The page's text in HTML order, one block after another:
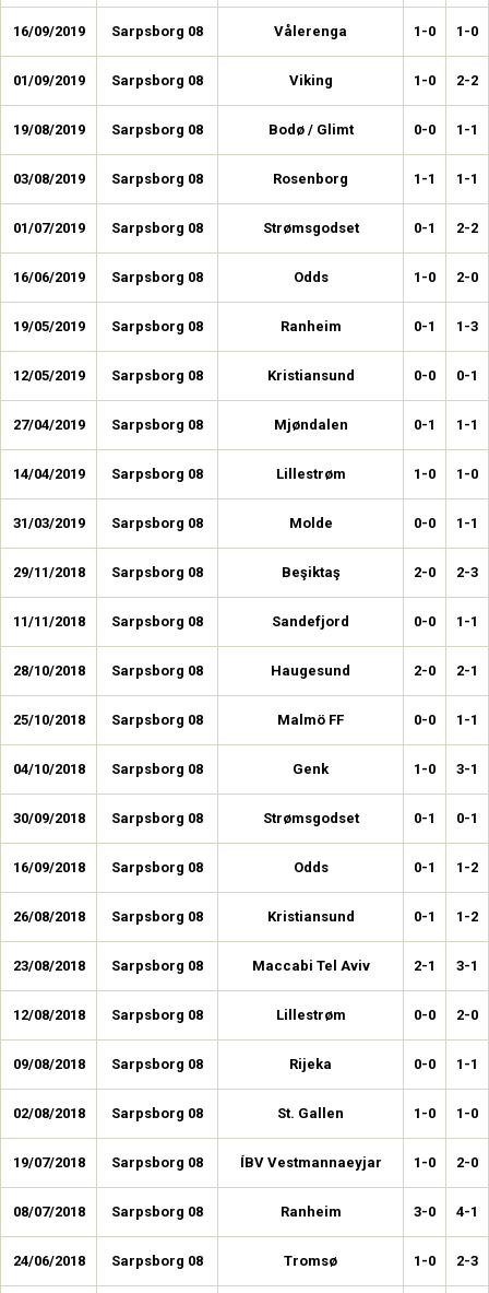
16/09/2019 Sarpsborg 08 Vålerenga 1-0 1-0
01/09/2019 Sarpsborg 08 Viking 1-0 2-2
19/08/2019 Sarpsborg 08 Bodø / Glimt 0-0 1-1
03/08/2019 Sarpsborg 08 Rosenborg 1-1 1-1
01/07/2019 Sarpsborg 08 Strømsgodset 0-1 2-2
16/06/2019 Sarpsborg 08 Odds 1-0 2-0
19/05/2019 Sarpsborg 08 Ranheim 0-1 1-3
12/05/2019 Sarpsborg 08 Kristiansund 0-0 0-1
27/04/2019 Sarpsborg 08 Mjøndalen 0-1 1-1
14/04/2019 Sarpsborg 08 Lillestrøm 1-0 1-0
31/03/2019 Sarpsborg 08 Molde 0-0 1-1
29/11/2018 Sarpsborg 08 Beşiktaş 2-0 2-3
11/11/2018 Sarpsborg 08 Sandefjord 0-0 1-1
28/10/2018 Sarpsborg 08 Haugesund 2-0 2-1
25/10/2018 Sarpsborg 08 Malmö FF 0-0 1-1
04/10/2018 Sarpsborg 08 Genk 1-0 3-1
30/09/2018 Sarpsborg 08 Strømsgodset 0-1 0-1
16/09/2018 Sarpsborg 08 Odds 0-1 1-2
26/08/2018 Sarpsborg 08 Kristiansund 0-1 1-2
23/08/2018 Sarpsborg 08 Maccabi Tel Aviv 2-1 3-1
12/08/2018 Sarpsborg 08 Lillestrøm 0-0 2-0
09/08/2018 Sarpsborg 08 Rijeka 0-0 1-1
02/08/2018 Sarpsborg 08 St. Gallen 1-0 1-0
19/07/2018 Sarpsborg 08 ÍBV Vestmannaeyjar 1-0 2-0
08/07/2018 Sarpsborg 08 Ranheim 3-0 4-1
24/06/2018 Sarpsborg 08 Tromsø 1-0 2-3